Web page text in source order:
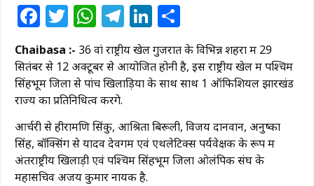
Facebook
Twitter
WhatsApp
Telegram
LinkedIn
Chaibasa :- 36 वां राष्ट्रीय खेल गुजरात के विभिन्न शहरों में 29
सितंबर से 12 अक्टूबर से आयोजित होनी है, इस राष्ट्रीय खेल में पश्चिम
सिंहभूम जिला से पांच खिलाड़ियों के साथ साथ 1 ऑफिशियल झारखंड
राज्य का प्रतिनिधित्व करेंगे.
आर्चरी से हीरामणि सिंकु, आश्रिता बिरूली, विजय दानवान, अनुष्का
सिंह, बॉक्सिंग से यादव देवगम एवं एथलेटिक्स पर्यवेक्षक के रूप में
अंतराष्ट्रीय खिलाड़ी एवं पश्चिम सिंहभूम जिला ओलंपिक संघ के
महासचिव अजय कुमार नायक है.